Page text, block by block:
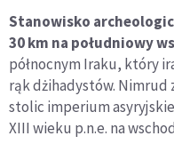
Stanowisko
30 km na południowy
północnym Iraku, który
rąk dżihadystów. Nimrud
stolic imperium
XIII wieku p.n.e. na